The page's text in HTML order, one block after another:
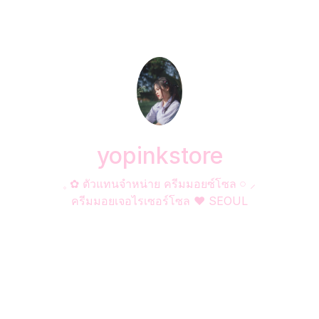
yopinkstore
𓈒 ✿ ตัวแทนจำหน่าย ครีมมอยซ์โซล 𓏸 ⸝
ครีมมอยเจอไรเซอร์โซล ♥ SEOUL